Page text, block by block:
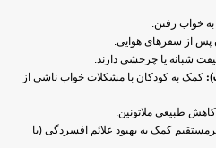
خواب رفتن.
پس از سفرهای هوایی.
شبانه یا چرخشی دارند.
کمک به کودکان با مشکلات خواب ناشی از
طبیعی ملاتونین.
کمک به بهبود علائم افسردگی (با